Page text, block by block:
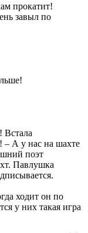
прокатит!
завыл по
Встала
– А у нас на шахте
поэт
Павлушка
ходит он по
у них такая игра